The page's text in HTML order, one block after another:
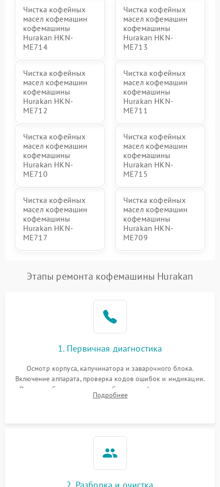
Чистка кофейных
масел кофемашин
кофемашины
Hurakan HKN-
ME714
Чистка кофейных
масел кофемашин
кофемашины
Hurakan HKN-
ME713
Чистка кофейных
масел кофемашин
кофемашины
Hurakan HKN-
ME712
Чистка кофейных
масел кофемашин
кофемашины
Hurakan HKN-
ME711
Чистка кофейных
масел кофемашин
кофемашины
Hurakan HKN-
ME710
Чистка кофейных
масел кофемашин
кофемашины
Hurakan HKN-
ME715
Чистка кофейных
масел кофемашин
кофемашины
Hurakan HKN-
ME717
Чистка кофейных
масел кофемашин
кофемашины
Hurakan HKN-
ME709
Этапы ремонта кофемашины Hurakan
1. Первичная диагностика
Осмотр корпуса, капучинатора и заварочного блока.
Включение аппарата, проверка кодов ошибок и индикации.
Оценка работы помпы, термоблока и кофемолки на слух.
Измерение температуры и давления воды для выявления
Подробнее
2. Разборка и очистка